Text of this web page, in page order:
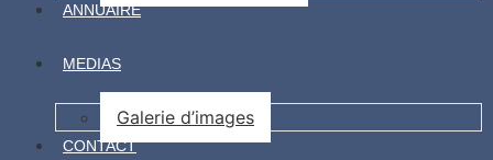
ANNUAIRE
MEDIAS
Galerie d’images
CONTACT